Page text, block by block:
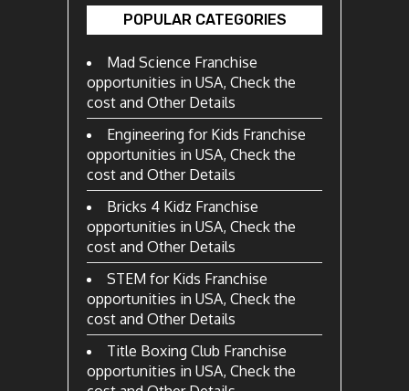
POPULAR CATEGORIES
Mad Science Franchise
opportunities in USA, Check the
cost and Other Details
Engineering for Kids Franchise
opportunities in USA, Check the
cost and Other Details
Bricks 4 Kidz Franchise
opportunities in USA, Check the
cost and Other Details
STEM for Kids Franchise
opportunities in USA, Check the
cost and Other Details
Title Boxing Club Franchise
opportunities in USA, Check the